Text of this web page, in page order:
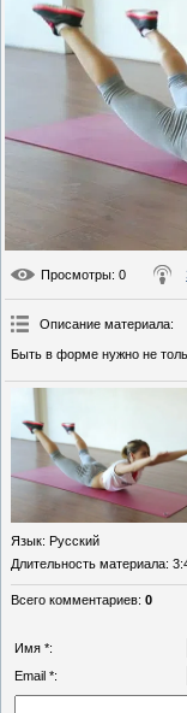
Просмотры: 0
Описание материала:
Быть в форме нужно не
Язык: Русский
Длительность материала:
Всего комментариев: 0
Имя *:
Email *: